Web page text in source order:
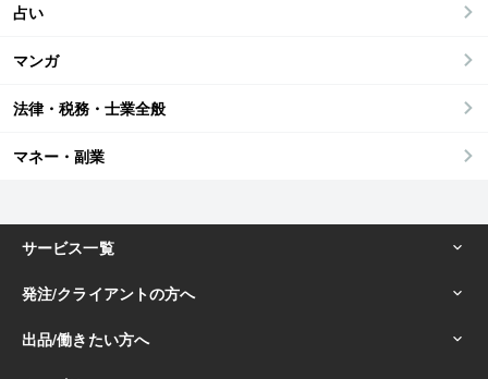
占い
マンガ
法律・税務・士業全般
マネー・副業